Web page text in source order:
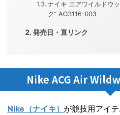
ナイキ エアワイルドウ
ク” AO3116-003
発売日・直リンク
Nike ACG Air
Nike（ナイキ） が競技用アイ